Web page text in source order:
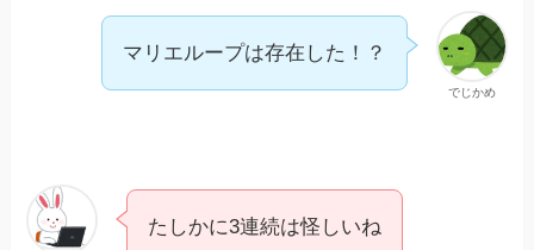
でじかめ
マリエループは存在した！？
たしかに3連続は怪しいね